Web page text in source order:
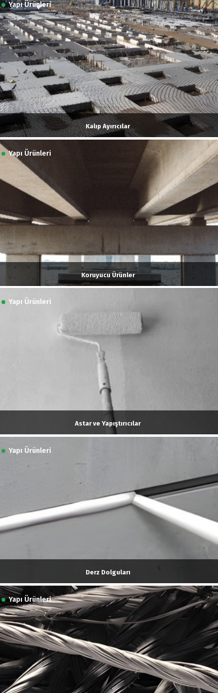
Yapı Ürünleri
Kalıp Ayırıcılar
Yapı Ürünleri
Koruyucu Ürünler
Yapı Ürünleri
Astar ve Yapıştırıcılar
Yapı Ürünleri
Derz Dolguları
Yapı Ürünleri